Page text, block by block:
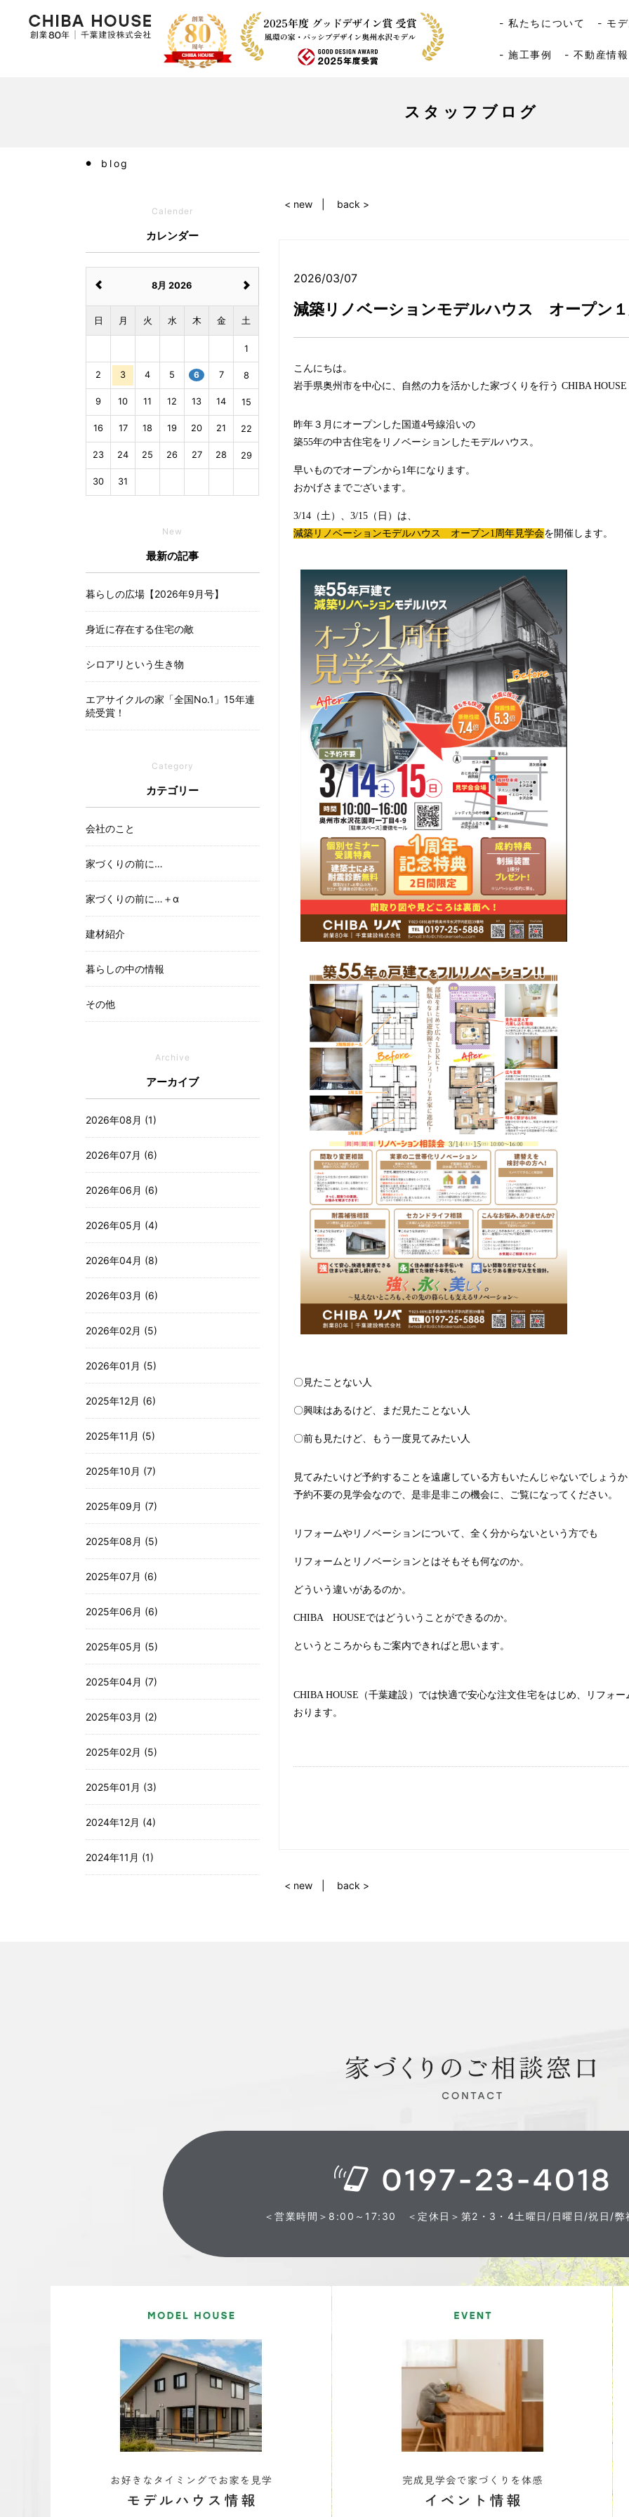
- 私たちについて - モ
- 施工事例 - 不動産情報
スタッフブログ
blog
< new back >
2026/03/07
減築リノベーションモデルハウス オープン１
こんにちは。
岩手県奥州市を中心に、自然の力を活かした家づくりを行う CHIBA
昨年３月にオープンした国道4号線沿いの
築55年の中古住宅をリノベーションしたモデルハウス。
早いものでオープンから1年になります。
おかげさまでございます。
3/14 （土）、3/15（日）は、
減築リノベーションモデルハウス オープン1周年見学会を開催します。
〇見たことない人
〇興味はあるけど、まだ見たことない人
〇前も見たけど、もう一度見てみたい人
見てみたいけど予約することを遠慮している方もいたんじゃないでしょう
予約不要の見学会なので、是非是非この機会に、ご覧になってください。
リフォームやリノベーションについて、全く分からないという方でも
リフォームとリノベーションとはそもそも何なのか。
どういう違いがあるのか。
CHIBA HOUSEではどういうことができるのか。
というところからもご案内できればと思います。
CHIBA HOUSE （千葉建設） では快適で安心な注文住宅をはじめ、リフォ
おります。
< new back >
Calender
カレンダー
8月 2026
日 月 火 水 木 金 土
1
2 3 4 5 6 7 8
9 10 11 12 13 14 15
16 17 18 19 20 21 22
23 24 25 26 27 28 29
30 31
New
最新の記事
暮らしの広場【2026年9月号】
身近に存在する住宅の敵
シロアリという生き物
エアサイクルの家「全国No.1」15年連
続受賞！
Category
カテゴリー
会社のこと
家づくりの前に…
家づくりの前に…＋α
建材紹介
暮らしの中の情報
その他
Archive
アーカイブ
2026年08月 (1)
2026年07月 (6)
2026年06月 (6)
2026年05月 (4)
2026年04月 (8)
2026年03月 (6)
2026年02月 (5)
2026年01月 (5)
2025年12月 (6)
2025年11月 (5)
2025年10月 (7)
2025年09月 (7)
2025年08月 (5)
2025年07月 (6)
2025年06月 (6)
2025年05月 (5)
2025年04月 (7)
2025年03月 (2)
2025年02月 (5)
2025年01月 (3)
2024年12月 (4)
2024年11月 (1)
＜営業時間＞8:00～17:30 ＜定休日＞第2・3・4土曜日/日曜日/祝日/弊